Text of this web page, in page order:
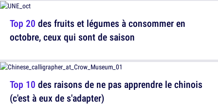
Top 10 des raisons de ne pas apprendre le chinois
(c'est à eux de s'adapter)
Top 20 des fruits et légumes à consommer en
octobre, ceux qui sont de saison